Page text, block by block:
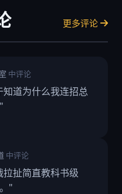
更多评论
中评论
道为什么我连招总
中评论
扯简直教科书级
"